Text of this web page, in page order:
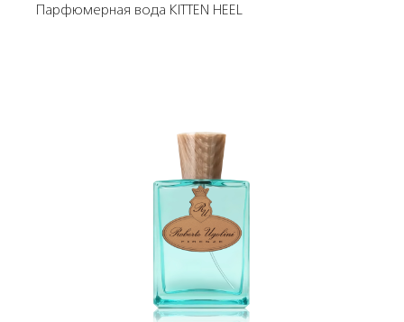
Парфюмерная вода KITTEN HEEL
Подробнее
В корзину